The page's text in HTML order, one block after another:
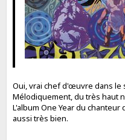
Oui, vrai chef d'œuvre dans le
Mélodiquement, du très haut
L'album One Year du
aussi très bien.